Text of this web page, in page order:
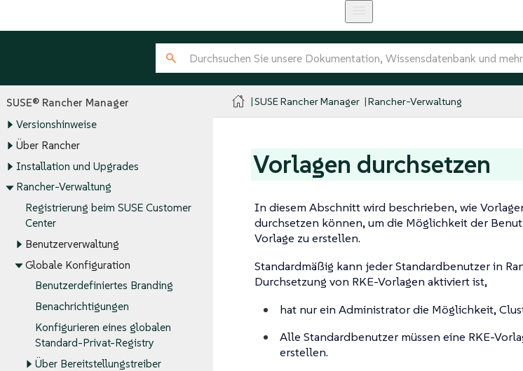
SUSE® Rancher Manager
Versionshinweise
Über Rancher
Installation und Upgrades
Rancher-Verwaltung
Registrierung beim SUSE Customer
Center
Benutzerverwaltung
Globale Konfiguration
Benutzerdefiniertes Branding
Benachrichtigungen
Konfigurieren eines globalen
Standard-Privat-Registry
Über Bereitstellungstreiber
SUSE Rancher Manager Rancher-Verwaltung
Vorlagen durchsetzen
In diesem Abschnitt wird beschrieben, wie
durchsetzen können, um die Möglichkeit der
Vorlage zu erstellen.
Standardmäßig kann jeder Standardbenutzer in
Durchsetzung von RKE-Vorlagen aktiviert ist,
hat nur ein Administrator die Möglichkeit,
Alle Standardbenutzer müssen eine RKE-
erstellen.